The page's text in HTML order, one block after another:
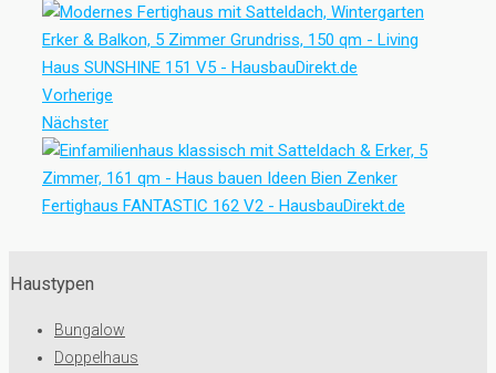
Vorherige
Nächster
Haustypen
Bungalow
Doppelhaus